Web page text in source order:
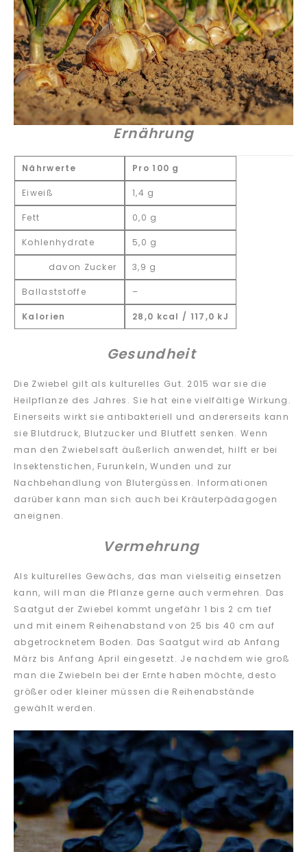
Ernährung
Nährwerte Pro 100 g
Eiweiß 1,4 g
Fett 0,0 g
Kohlenhydrate 5,0 g
davon Zucker 3,9 g
Ballaststoffe –
Kalorien 28,0 kcal / 117,0 kJ
Gesundheit
Die Zwiebel gilt als kulturelles Gut. 2015 war sie die
Heilpflanze des Jahres. Sie hat eine vielfältige Wirkung.
Einerseits wirkt sie antibakteriell und andererseits kann
sie Blutdruck, Blutzucker und Blutfett senken. Wenn
man den Zwiebelsaft äußerlich anwendet, hilft er bei
Insektenstichen, Furunkeln, Wunden und zur
Nachbehandlung von Blutergüssen. Informationen
darüber kann man sich auch bei Kräuterpädagogen
aneignen.
Vermehrung
Als kulturelles Gewächs, das man vielseitig einsetzen
kann, will man die Pflanze gerne auch vermehren. Das
Saatgut der Zwiebel kommt ungefähr 1 bis 2 cm tief
und mit einem Reihenabstand von 25 bis 40 cm auf
abgetrocknetem Boden. Das Saatgut wird ab Anfang
März bis Anfang April eingesetzt. Je nachdem wie groß
man die Zwiebeln bei der Ernte haben möchte, desto
größer oder kleiner müssen die Reihenabstände
gewählt werden.